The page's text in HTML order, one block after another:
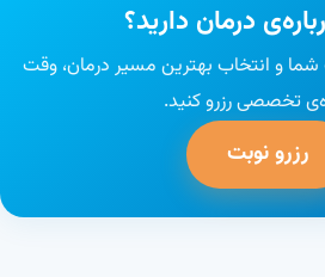
درمان دارید؟
و انتخاب بهترین مسیر درمان، وقت
تخصصی رزرو کنید.
رزرو نوبت